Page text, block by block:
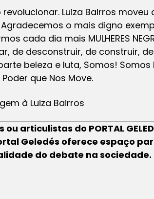
Luiza Bairros moveu
o mais digno
cada dia mais MULHERES
de desconstruir, de construir,
beleza e luta, Somos! Somos
que Nos Move.
à Luiza Bairros
articulistas do PORTAL
Geledés oferece espaço
do debate na sociedade.